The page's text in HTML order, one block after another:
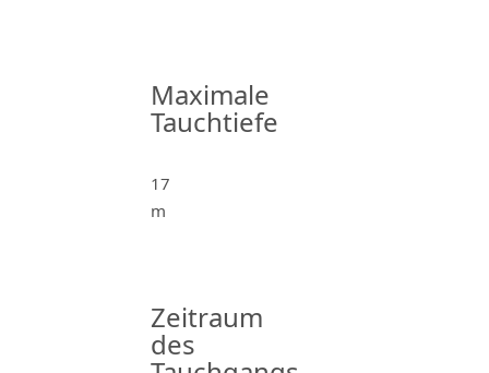
Maximale
Tauchtiefe
17
m
Zeitraum
des